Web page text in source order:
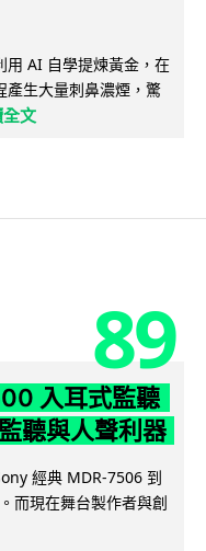
用 AI 自學提煉黃金，在
產生大量刺鼻濃煙，驚
文
89
入耳式監聽
聽與人聲利器
經典 MDR-7506 到
而現在舞台製作者與創